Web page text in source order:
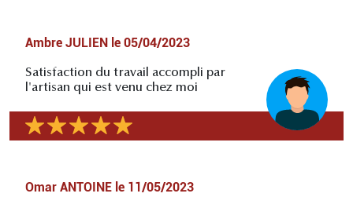
Ambre JULIEN le 05/04/2023
Satisfaction du travail accompli par
l'artisan qui est venu chez moi
Omar ANTOINE le 11/05/2023